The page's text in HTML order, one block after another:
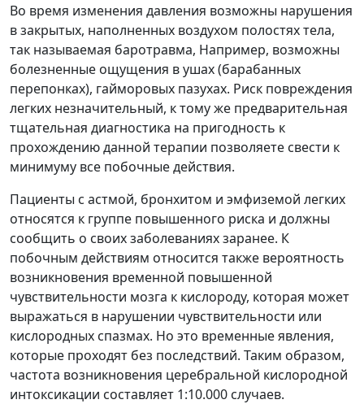
Во время изменения давления возможны нарушения
в закрытых, наполненных воздухом полостях тела,
так называемая баротравма, Например, возможны
болезненные ощущения в ушах (барабанных
перепонках), гайморовых пазухах. Риск повреждения
легких незначительный, к тому же предварительная
тщательная диагностика на пригодность к
прохождению данной терапии позволяете свести к
минимуму все побочные действия.
Пациенты с астмой, бронхитом и эмфиземой легких
относятся к группе повышенного риска и должны
сообщить о своих заболеваниях заранее. К
побочным действиям относится также вероятность
возникновения временной повышенной
чувствительности мозга к кислороду, которая может
выражаться в нарушении чувствительности или
кислородных спазмах. Но это временные явления,
которые проходят без последствий. Таким образом,
частота возникновения церебральной кислородной
интоксикации составляет 1:10.000 случаев.